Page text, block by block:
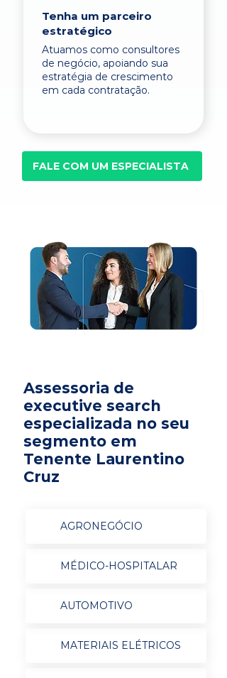
Tenha um parceiro
estratégico
Atuamos como consultores
de negócio, apoiando sua
estratégia de crescimento
em cada contratação.
FALE COM UM ESPECIALISTA
Assessoria de
executive search
especializada no seu
segmento em
Tenente Laurentino
Cruz
AGRONEGÓCIO
MÉDICO-HOSPITALAR
AUTOMOTIVO
MATERIAIS ELÉTRICOS